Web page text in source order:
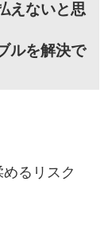
えないと思
ルを解決で
るリスク